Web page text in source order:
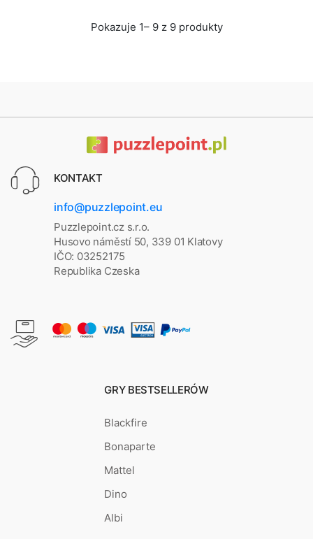
Pokazuje 1– 9 z 9 produkty
KONTAKT
info@puzzlepoint.eu
Puzzlepoint.cz s.r.o.
Husovo náměstí 50, 339 01 Klatovy
IČO: 03252175
Republika Czeska
GRY BESTSELLERÓW
Blackfire
Bonaparte
Mattel
Dino
Albi